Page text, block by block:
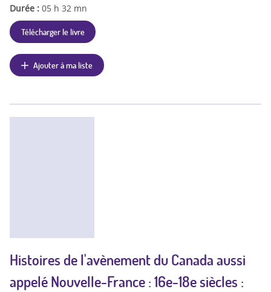
Durée : 05 h 32 mn
Télécharger le livre
Ajouter à ma liste
Histoires de l'avènement du Canada aussi
appelé Nouvelle-France : 16e-18e siècles :